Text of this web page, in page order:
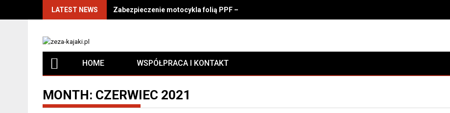
LATEST NEWS Zabezpieczenie motocykla folią PPF – zalety, właściwości i koszty oklejania
HOME WSPÓŁPRACA I KONTAKT
MONTH: CZERWIEC 2021